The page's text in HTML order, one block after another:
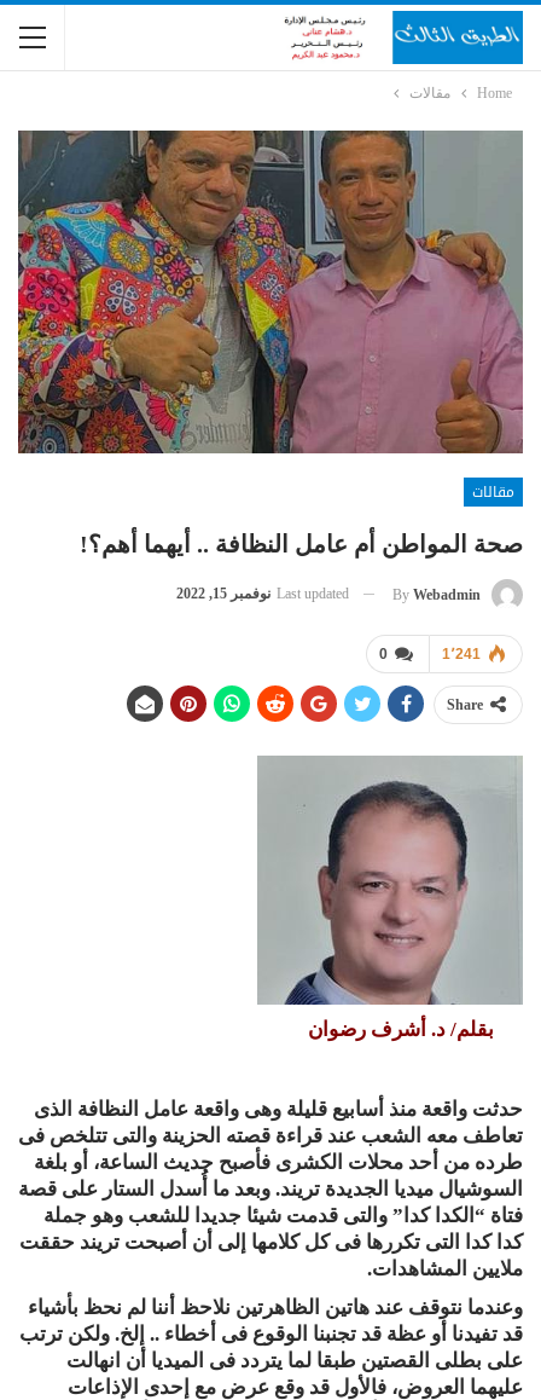
Home مقالات
مقالات
صحة المواطن أم عامل النظافة .. أيهما أهم؟!
By Webadmin
Last updated نوفمبر 15, 2022
0 1٬241
Share
بقلم/ د. أشرف رضوان
حدثت واقعة منذ أسابيع قليلة وهى واقعة عامل النظافة الذى
تعاطف معه الشعب عند قراءة قصته الحزينة والتى تتلخص فى
طرده من أحد محلات الكشرى فأصبح حديث الساعة، أو بلغة
السوشيال ميديا الجديدة تريند. وبعد ما أُسدل الستار على قصة
فتاة “الكدا كدا” والتى قدمت شيئا جديدا للشعب وهو جملة
كدا كدا التى تكررها فى كل كلامها إلى أن أصبحت تريند حققت
ملايين المشاهدات.
وعندما نتوقف عند هاتين الظاهرتين نلاحظ أننا لم نحظ بأشياء
قد تفيدنا أو عظة قد تجنبنا الوقوع فى أخطاء .. إلخ. ولكن ترتب
على بطلى القصتين طبقا لما يتردد فى الميديا أن انهالت
عليهما العروض، فالأول قد وقع عرض مع إحدى الإذاعات